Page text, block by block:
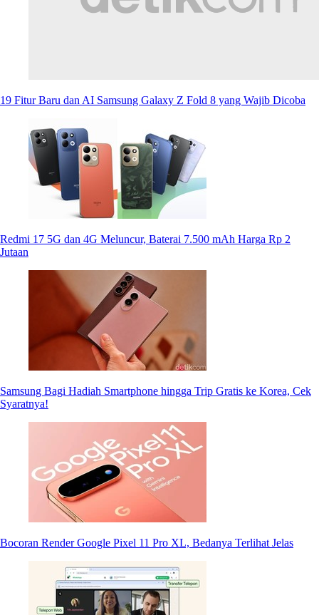
19 Fitur Baru dan AI Samsung Galaxy Z Fold 8 yang Wajib Dicoba
Redmi 17 5G dan 4G Meluncur, Baterai 7.500 mAh Harga Rp 2
Jutaan
Samsung Bagi Hadiah Smartphone hingga Trip Gratis ke Korea, Cek
Syaratnya!
Bocoran Render Google Pixel 11 Pro XL, Bedanya Terlihat Jelas